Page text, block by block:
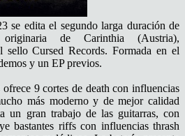
se edita el segundo larga duración de
de Carinthia (Austria),
sello Cursed Records. Formada en el
y un EP previos.
9 cortes de death con influencias
más moderno y de mejor calidad
un gran trabajo de las guitarras, con
bastantes riffs con influencias thrash